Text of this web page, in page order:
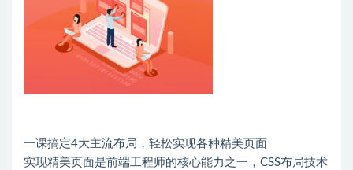
一课搞定4大主流布局，轻松实现各种精美页面
实现精美页面是前端工程师的核心能力之一，CSS布局技术